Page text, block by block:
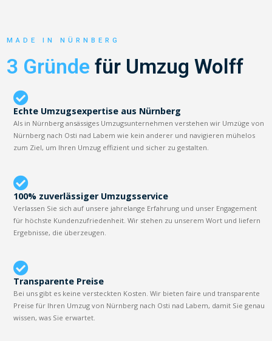
MADE IN NÜRNBERG
3 Gründe für Umzug Wolff
Echte Umzugsexpertise aus Nürnberg
Als in Nürnberg ansässiges Umzugsunternehmen verstehen wir Umzüge von
Nürnberg nach Osti nad Labem wie kein anderer und navigieren mühelos
zum Ziel, um Ihren Umzug effizient und sicher zu gestalten.
100% zuverlässiger Umzugsservice
Verlassen Sie sich auf unsere jahrelange Erfahrung und unser Engagement
für höchste Kundenzufriedenheit. Wir stehen zu unserem Wort und liefern
Ergebnisse, die überzeugen.
Transparente Preise
Bei uns gibt es keine versteckten Kosten. Wir bieten faire und transparente
Preise für Ihren Umzug von Nürnberg nach Osti nad Labem, damit Sie genau
wissen, was Sie erwartet.